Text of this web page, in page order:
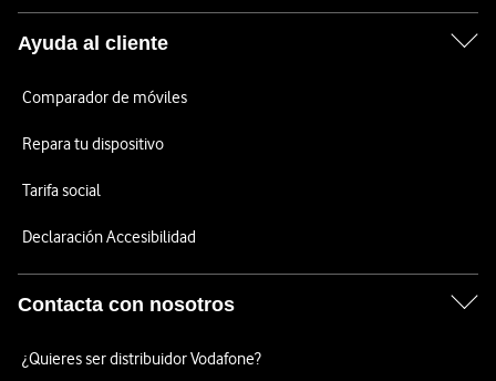
Ayuda al cliente
Comparador de móviles
Repara tu dispositivo
Tarifa social
Declaración Accesibilidad
Contacta con nosotros
¿Quieres ser distribuidor Vodafone?